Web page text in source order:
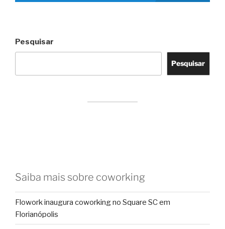
Pesquisar
Pesquisar
Saiba mais sobre coworking
Flowork inaugura coworking no Square SC em
Florianópolis